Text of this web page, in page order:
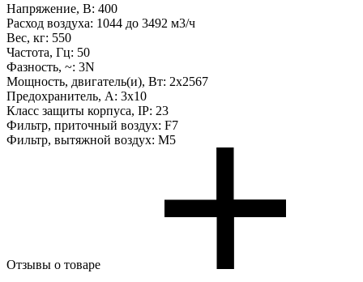
Напряжение, В: 400
Расход воздуха: 1044 до 3492 м3/ч
Вес, кг: 550
Частота, Гц: 50
Фазность, ~: 3N
Мощность, двигатель(и), Вт: 2х2567
Предохранитель, А: 3х10
Класс защиты корпуса, IP: 23
Фильтр, приточный воздух: F7
Фильтр, вытяжной воздух: M5
Отзывы о товаре